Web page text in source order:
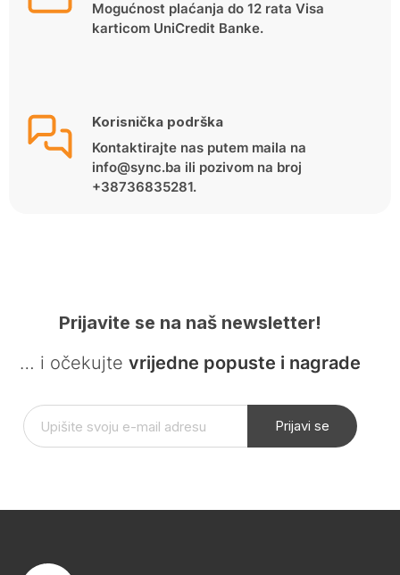
Mogućnost plaćanja do 12 rata Visa
karticom UniCredit Banke.
Korisnička podrška
Kontaktirajte nas putem maila na
info@sync.ba ili pozivom na broj
+38736835281.
Prijavite se na naš newsletter!
… i očekujte vrijedne popuste i nagrade
Prijavi se